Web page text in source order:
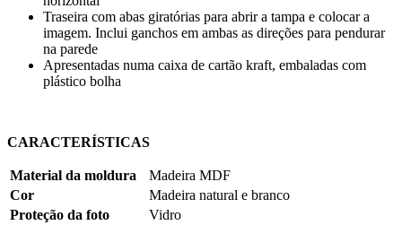
Traseira com abas giratórias para abrir a tampa e colocar a
imagem. Inclui ganchos em ambas as direções para pendurar
na parede
Apresentadas numa caixa de cartão kraft, embaladas com
plástico bolha
CARACTERÍSTICAS
Material da moldura
Madeira MDF
Cor
Madeira natural e branco
Proteção da foto
Vidro